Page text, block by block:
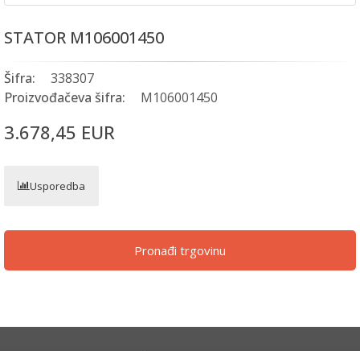
STATOR M106001450
Šifra:
338307
Proizvođačeva šifra:
M106001450
3.678,45 EUR
Usporedba
Pronađi trgovinu